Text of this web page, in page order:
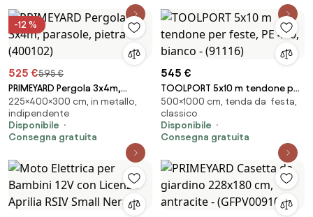
-12 %
525 €595 €
PRIMEYARD Pergola 3x4m,
parasole, pietra - (400102)
225×400×300 cm, in metallo,
indipendente
Disponibile
Consegna gratuita
545 €
TOOLPORT 5x10 m tendone per
feste, PE 450, bianco - (91116)
500×1000 cm, tenda da festa,
classico
Disponibile
Consegna gratuita